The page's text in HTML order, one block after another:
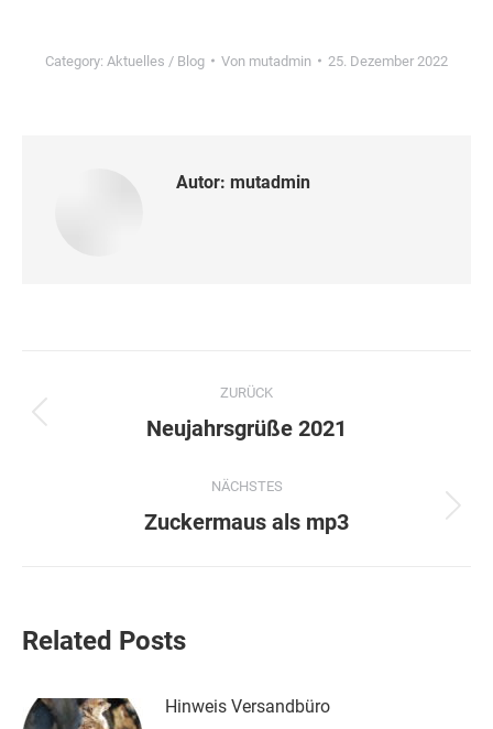
Category: Aktuelles / Blog Von mutadmin 25. Dezember 2022
Autor: mutadmin
ZURÜCK
Vorheriger
Neujahrsgrüße 2021
NÄCHSTES
Nächster
Zuckermaus als mp3
Related Posts
Hinweis Versandbüro